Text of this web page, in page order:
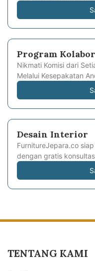
Program
Nikmati Komisi dari
Melalui Kesepakatan
Desain Interior
FurnitureJepara.co
dengan gratis
TENTANG KAMI